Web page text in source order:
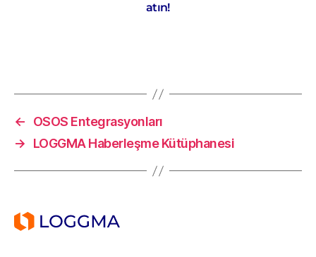
atın!
←
OSOS Entegrasyonları
→
LOGGMA Haberleşme Kütüphanesi